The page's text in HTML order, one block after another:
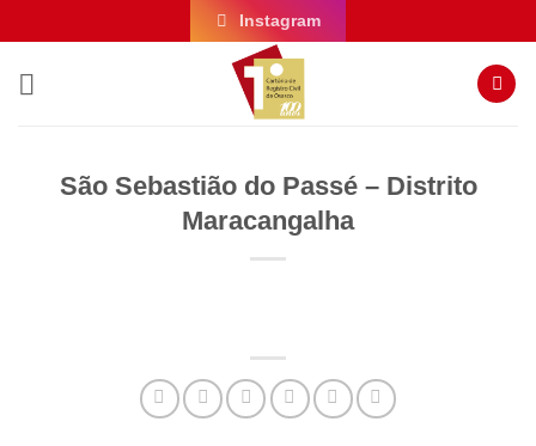
to
content
Instagram
São Sebastião do Passé – Distrito
Maracangalha